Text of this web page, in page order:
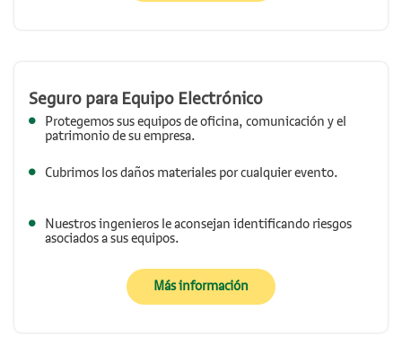
Seguro para Equipo Electrónico
Protegemos sus equipos de oficina, comunicación y el
patrimonio de su empresa.
Cubrimos los daños materiales por cualquier evento.
Nuestros ingenieros le aconsejan identificando riesgos
asociados a sus equipos.
Más informaciónsobre Seguro para Equipo